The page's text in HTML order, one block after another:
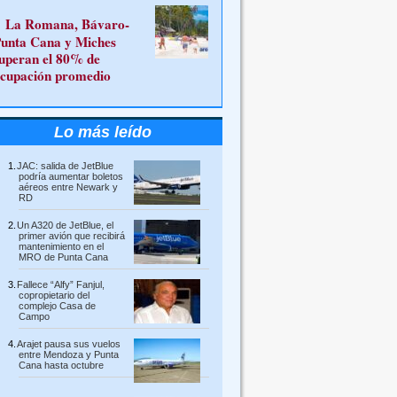
La Romana, Bávaro-
Cana y Miches
el 80% de
promedio
Lo más leído
JAC: salida de JetBlue
podría aumentar boletos
aéreos entre Newark y
RD
Un A320 de JetBlue, el
primer avión que recibirá
mantenimiento en el
MRO de Punta Cana
Fallece “Alfy” Fanjul,
copropietario del
complejo Casa de
Campo
Arajet pausa sus vuelos
entre Mendoza y Punta
Cana hasta octubre